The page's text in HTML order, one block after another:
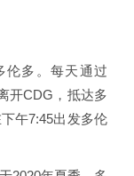
伦多。每天通过
开CDG，抵达多
午7:45出发多伦